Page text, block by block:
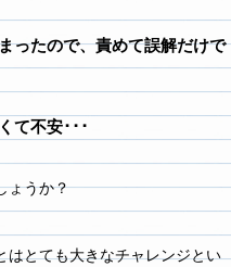
ったので、責めて誤解だけで
て不安･･･
ょうか？
はとても大きなチャレンジとい